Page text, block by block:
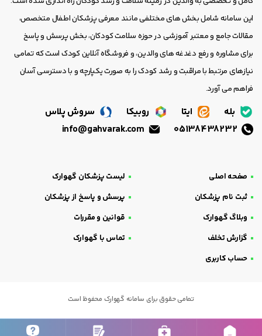
این سامانه شامل بخش های مختلفی مانند معرفی پزشکان اطفال متخصص،
مقالات جامع و معتبر آموزشی در حوزه سلامت کودکان، بخش پرسش و پاسخ
برای مشاوره و رفع دغدغه های والدین، و فروشگاه آنلاین کودک است که تمامی
نیازهای مرتبط با مراقبت و رشد کودک را به صورت یکپارچه و با دسترسی آسان
فراهم می آورد.
بله ایتا روبیکا
سروش پلاس
صفحه اصلی
لیست پزشکان گهوارک
ثبت نام پزشکان
پرسش و پاسخ از پزشکان
وبلاگ گهوارک
قوانین و مقررات
گزارش تخلف
تماس با گهوارک
حساب کاربری
تمامی حقوق برای سامانه گهوارک محفوظ است